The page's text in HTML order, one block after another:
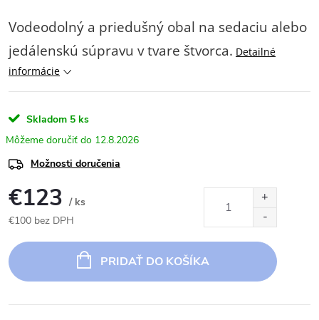
Vodeodolný a priedušný obal na sedaciu alebo
jedálenskú súpravu v tvare štvorca. Detailné
informácie
Skladom 5 ks
12.8.2026
Možnosti doručenia
€123 / ks
€100 bez DPH
cena:
PRIDAŤ DO KOŠÍKA